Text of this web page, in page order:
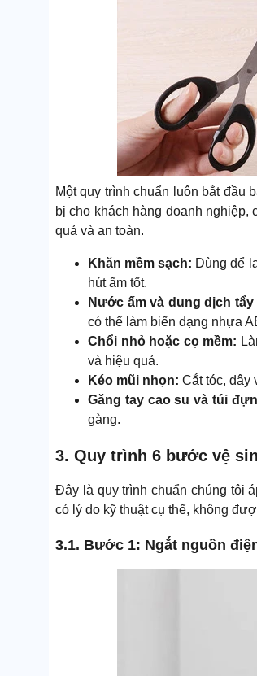
Một quy trình chuẩn luôn bắt đầu
bị cho khách hàng doanh nghiệp,
quả và an toàn.
Khăn mềm sạch: Dùng để
hút ẩm tốt.
Nước ấm và dung dịch
có thể làm biến dạng nhựa
Chổi nhỏ hoặc cọ mềm:
và hiệu quả.
Kéo mũi nhọn: Cắt tóc, dây
Găng tay cao su và túi
gàng.
3. Quy trình 6 bước vệ
Đây là quy trình chuẩn chúng tôi
có lý do kỹ thuật cụ thể, không
3.1. Bước 1: Ngắt nguồn